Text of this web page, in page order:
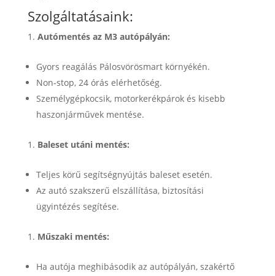
Szolgáltatásaink:
Autómentés az M3 autópályán:
Gyors reagálás Pálosvörösmart környékén.
Non-stop, 24 órás elérhetőség.
Személygépkocsik, motorkerékpárok és kisebb
haszonjárművek mentése.
Baleset utáni mentés:
Teljes körű segítségnyújtás baleset esetén.
Az autó szakszerű elszállítása, biztosítási
ügyintézés segítése.
Műszaki mentés:
Ha autója meghibásodik az autópályán, szakértő